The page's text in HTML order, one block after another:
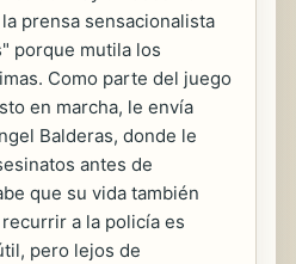
prensa sensacionalista
porque mutila los
Como parte del juego
en marcha, le envía
Balderas, donde le
antes de
que su vida también
a la policía es
pero lejos de